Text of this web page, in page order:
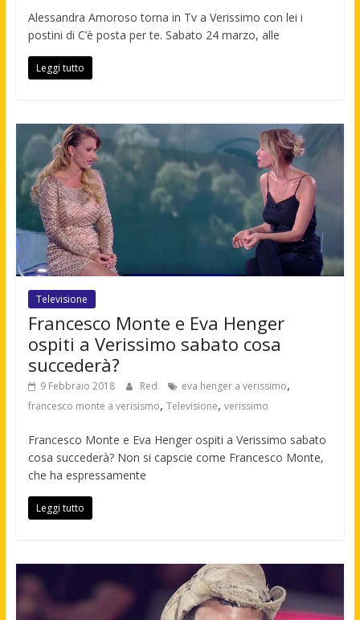
Alessandra Amoroso torna in Tv a Verissimo con lei i
postini di C’è posta per te. Sabato 24 marzo, alle
Leggi tutto
Televisione
Francesco Monte e Eva Henger
ospiti a Verissimo sabato cosa
succederà?
9 Febbraio 2018 Red eva henger a verissimo,
francesco monte a verisismo, Televisione, verissimo
Francesco Monte e Eva Henger ospiti a Verissimo sabato
cosa succederà? Non si capscie come Francesco Monte,
che ha espressamente
Leggi tutto